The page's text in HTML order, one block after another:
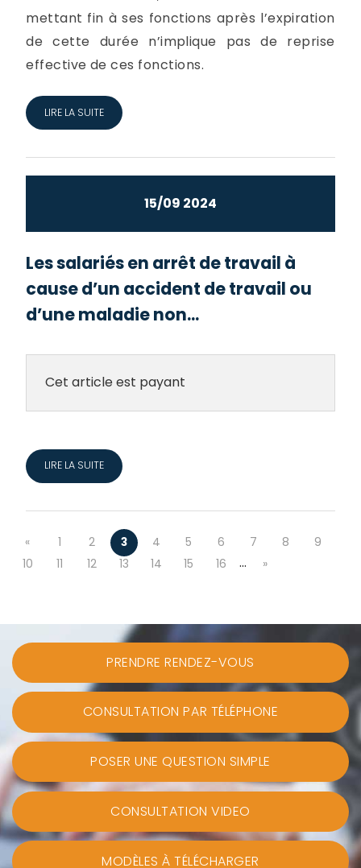
mettant fin à ses fonctions après l’expiration
de cette durée n’implique pas de reprise
effective de ces fonctions.
LIRE LA SUITE
15/09 2024
Les salariés en arrêt de travail à
cause d’un accident de travail ou
d’une maladie non...
Cet article est payant
LIRE LA SUITE
« 1 2 3 4 5 6 7 8
9
10
11 12 13 14 15 16 … »
PRENDRE RENDEZ-VOUS
CONSULTATION PAR TÉLÉPHONE
POSER UNE QUESTION SIMPLE
CONSULTATION VIDEO
MODÈLES À TÉLÉCHARGER